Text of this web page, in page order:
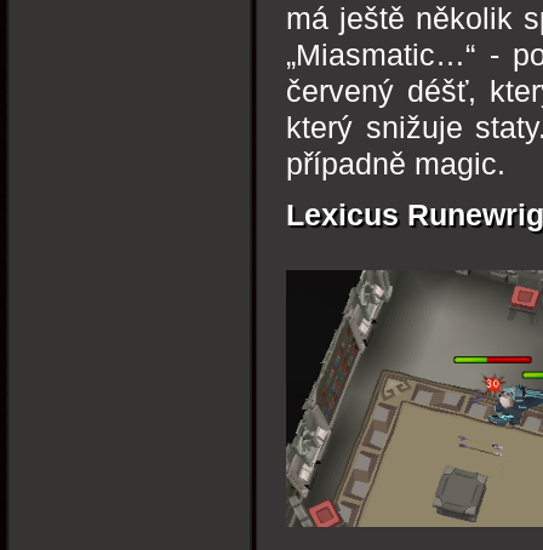
má ještě několik
„Miasmatic…“ -
červený déšť,
který snižuje
případně magic.
Lexicus